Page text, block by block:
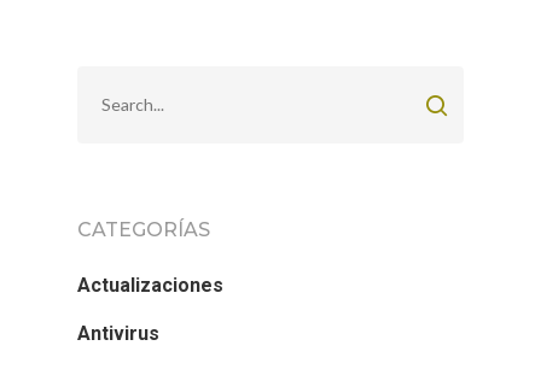
CATEGORÍAS
Actualizaciones
Antivirus